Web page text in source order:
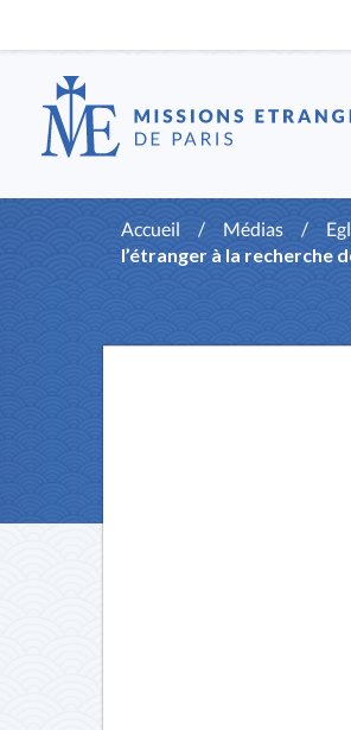
Accueil / Médias /
l’étranger à la recherche